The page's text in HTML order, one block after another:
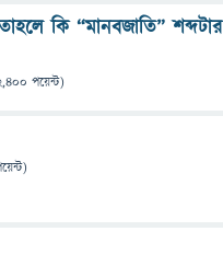
কি “মানবজাতি” শব্দটার
পয়েন্ট)